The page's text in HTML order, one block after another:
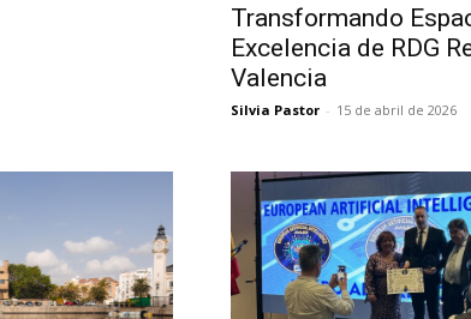
Transformando
Excelencia de RDG
Valencia
Silvia Pastor - 15 de abril de 2026